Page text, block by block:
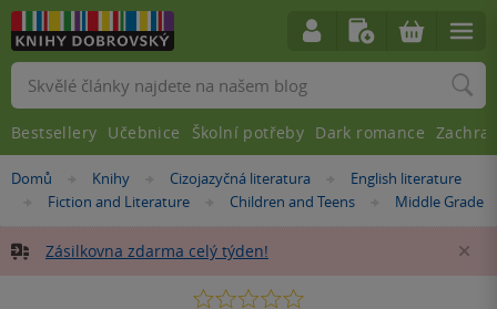
Nacházíte
Domů »Knihy »Cizojazyčná literatura »English literature
»Fiction and Literature »
Children and Teens »
Middle Grade
Zásilkovna zdarma celý týden!
0.0
Vyhledávání
Bestsellery Učebnice Školní potřeby Dark romance